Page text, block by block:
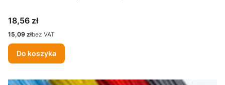
Cena
18,56 zł
Cena
15,09 złbez VAT
Do koszyka